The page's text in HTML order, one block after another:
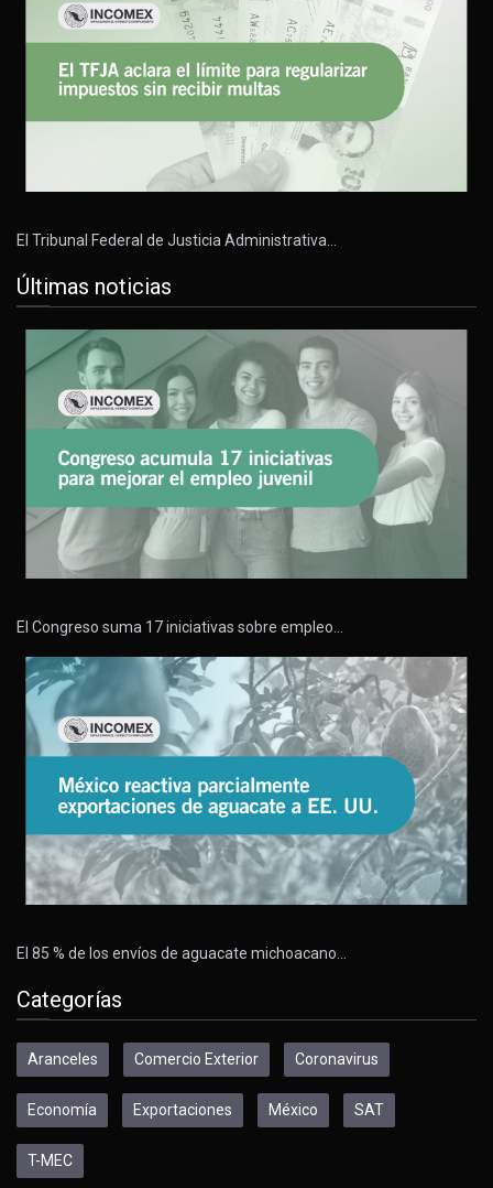
El Tribunal Federal de Justicia Administrativa…
Últimas noticias
El Congreso suma 17 iniciativas sobre empleo…
El 85 % de los envíos de aguacate michoacano…
Categorías
Aranceles Comercio Exterior Coronavirus
Economía Exportaciones México SAT
T-MEC